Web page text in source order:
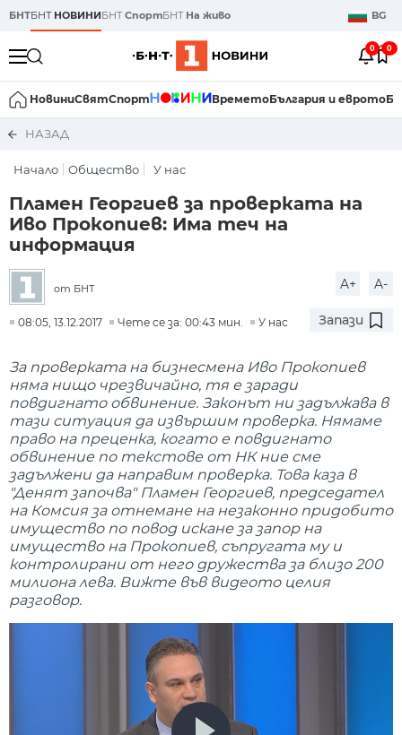
БНТБНТ НОВИНИБНТСпортБНТ На живо BG
0 0
НовиниСвятСпорт ВреметоБългария и еврото
НАЗАД
Начало Общество У нас
Пламен Георгиев за проверката на
Иво Прокопиев: Има теч на
информация
от БНТ A+ A-
08:05, 13.12.2017 Чете се за: 00:43 мин. У нас Запази
За проверката на бизнесмена Иво Прокопиев
няма нищо чрезвичайно, тя е заради
повдигнато обвинение. Законът ни задължава в
тази ситуация да извършим проверка. Нямаме
право на преценка, когато е повдигнато
обвинение по текстове от НК ние сме
задължени да направим проверка. Това каза в
"Денят започва" Пламен Георгиев, председател
на Комсия за отнемане на незаконно придобито
имущество по повод искане за запор на
имущество на Прокопиев, съпругата му и
контролирани от него дружества за близо 200
милиона лева. Вижте във видеото целия
разговор.